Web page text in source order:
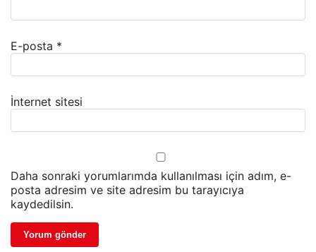
E-posta *
İnternet sitesi
Daha sonraki yorumlarımda kullanılması için adım, e-
posta adresim ve site adresim bu tarayıcıya
kaydedilsin.